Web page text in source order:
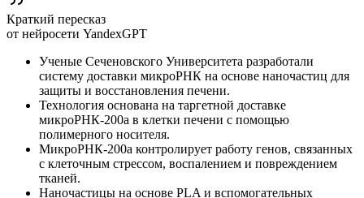
Краткий пересказ
от нейросети YandexGPT
Ученые Сеченовского Университета разработали
систему доставки микроРНК на основе наночастиц для
защиты и восстановления печени.
Технология основана на таргетной доставке
микроРНК-200a в клетки печени с помощью
полимерного носителя.
МикроРНК-200a контролирует работу генов, связанных
с клеточным стрессом, воспалением и повреждением
тканей.
Наночастицы на основе PLA и вспомогательных